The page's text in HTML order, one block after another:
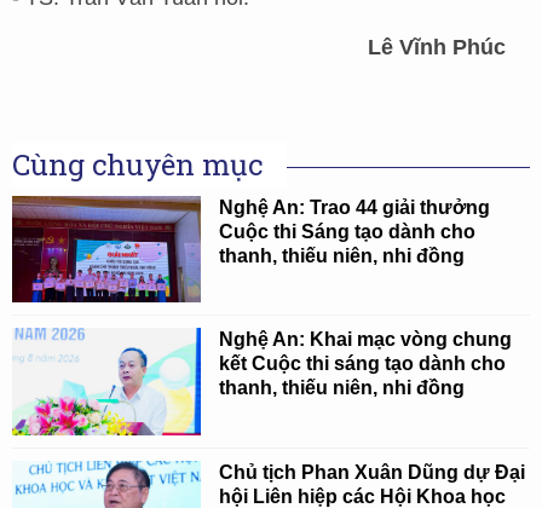
Lê Vĩnh Phúc
Cùng chuyên mục
Nghệ An: Trao 44 giải thưởng
Cuộc thi Sáng tạo dành cho
thanh, thiếu niên, nhi đồng
Nghệ An: Khai mạc vòng chung
kết Cuộc thi sáng tạo dành cho
thanh, thiếu niên, nhi đồng
Chủ tịch Phan Xuân Dũng dự Đại
hội Liên hiệp các Hội Khoa học